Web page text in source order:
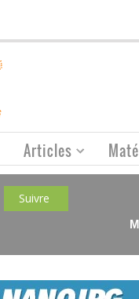
Articles
Suivre